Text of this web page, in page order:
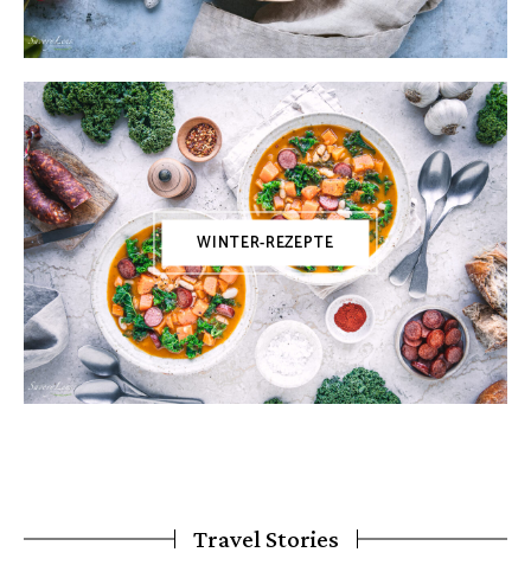
WINTER-REZEPTE
Travel Stories